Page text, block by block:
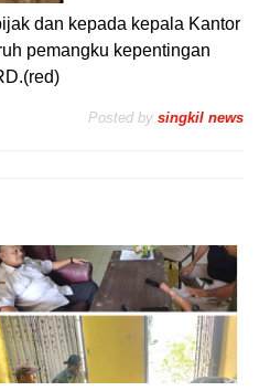
dan kepada kepala Kantor
pemangku kepentingan
Posted by singkil news